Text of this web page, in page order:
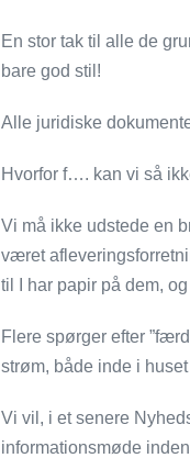
En stor tak til alle de
bare god stil!
Alle juridiske
Hvorfor f…. kan vi så
Vi må ikke udstede en
været
til I har papir på dem,
Flere spørger efter
strøm, både inde i
Vi vil, i et senere
informationsmøde